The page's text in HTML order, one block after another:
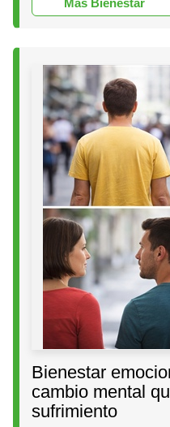
Más Bienestar
Bienestar
cambio mental
sufrimiento